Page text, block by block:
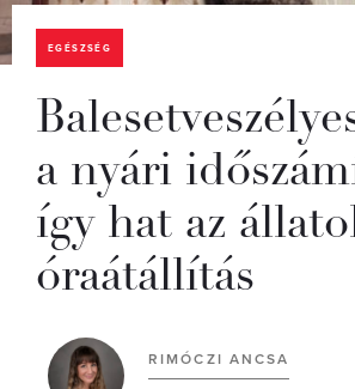
EGÉSZSÉG
a nyári
így hat az
óraátállítás
RIMÓCZI ANCSA